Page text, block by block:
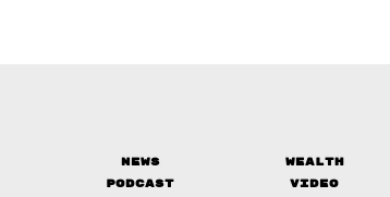
News Wealth
Podcast
Video